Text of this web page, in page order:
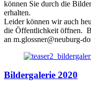
können Sie durch die
erhalten.
Leider können wir auch
die Öffentlichkeit öffnen.
an m.glossner@neuburg-
Bildergalerie 2020